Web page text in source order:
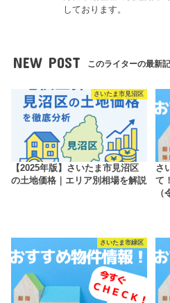
しております。
NEW POST このライターの最新
さいたま市見沼区
【2025年版】さいたま市見沼区
の土地価格｜エリア別相場を解説
さ
て
さいたま市緑区